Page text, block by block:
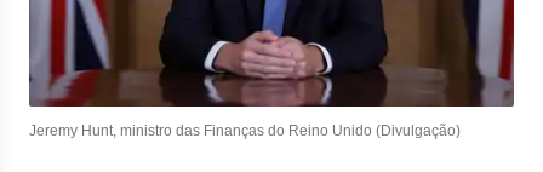
Jeremy Hunt, ministro das Finanças do Reino Unido (Divulgação)